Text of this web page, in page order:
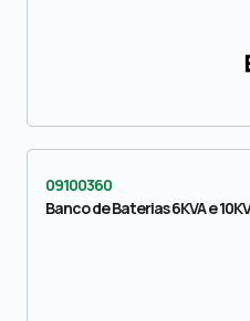
09100360
Banco de Baterias 6KVA e